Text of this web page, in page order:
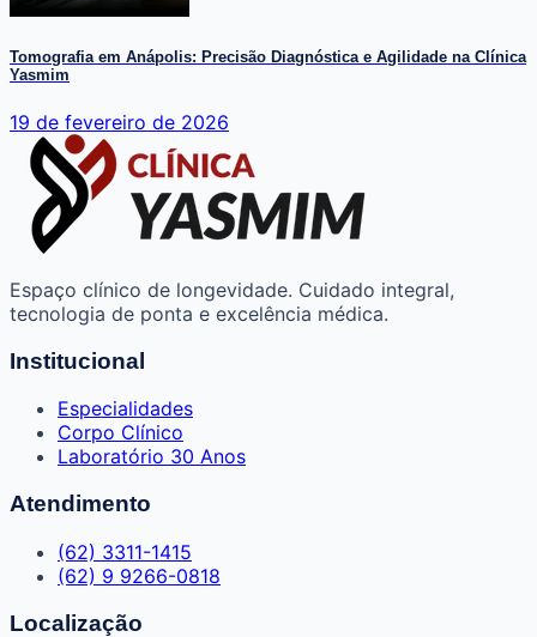
Tomografia em Anápolis: Precisão Diagnóstica e Agilidade na Clínica
Yasmim
19 de fevereiro de 2026
Espaço clínico de longevidade. Cuidado integral,
tecnologia de ponta e excelência médica.
Institucional
Especialidades
Corpo Clínico
Laboratório 30 Anos
Atendimento
(62) 3311-1415
(62) 9 9266-0818
Localização